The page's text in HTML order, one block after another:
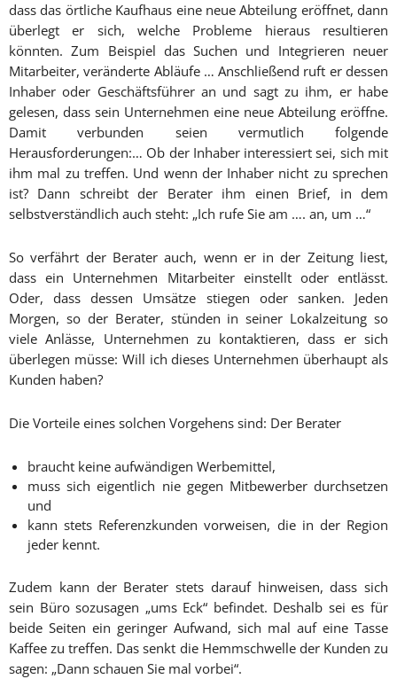
dass das örtliche Kaufhaus eine neue Abteilung eröffnet, dann
überlegt er sich, welche Probleme hieraus resultieren
könnten. Zum Beispiel das Suchen und Integrieren neuer
Mitarbeiter, veränderte Abläufe … Anschließend ruft er dessen
Inhaber oder Geschäftsführer an und sagt zu ihm, er habe
gelesen, dass sein Unternehmen eine neue Abteilung eröffne.
Damit verbunden seien vermutlich folgende
Herausforderungen:… Ob der Inhaber interessiert sei, sich mit
ihm mal zu treffen. Und wenn der Inhaber nicht zu sprechen
ist? Dann schreibt der Berater ihm einen Brief, in dem
selbstverständlich auch steht: „Ich rufe Sie am …. an, um …“
So verfährt der Berater auch, wenn er in der Zeitung liest,
dass ein Unternehmen Mitarbeiter einstellt oder entlässt.
Oder, dass dessen Umsätze stiegen oder sanken. Jeden
Morgen, so der Berater, stünden in seiner Lokalzeitung so
viele Anlässe, Unternehmen zu kontaktieren, dass er sich
überlegen müsse: Will ich dieses Unternehmen überhaupt als
Kunden haben?
Die Vorteile eines solchen Vorgehens sind: Der Berater
braucht keine aufwändigen Werbemittel,
muss sich eigentlich nie gegen Mitbewerber durchsetzen
und
kann stets Referenzkunden vorweisen, die in der Region
jeder kennt.
Zudem kann der Berater stets darauf hinweisen, dass sich
sein Büro sozusagen „ums Eck“ befindet. Deshalb sei es für
beide Seiten ein geringer Aufwand, sich mal auf eine Tasse
Kaffee zu treffen. Das senkt die Hemmschwelle der Kunden zu
sagen: „Dann schauen Sie mal vorbei“.